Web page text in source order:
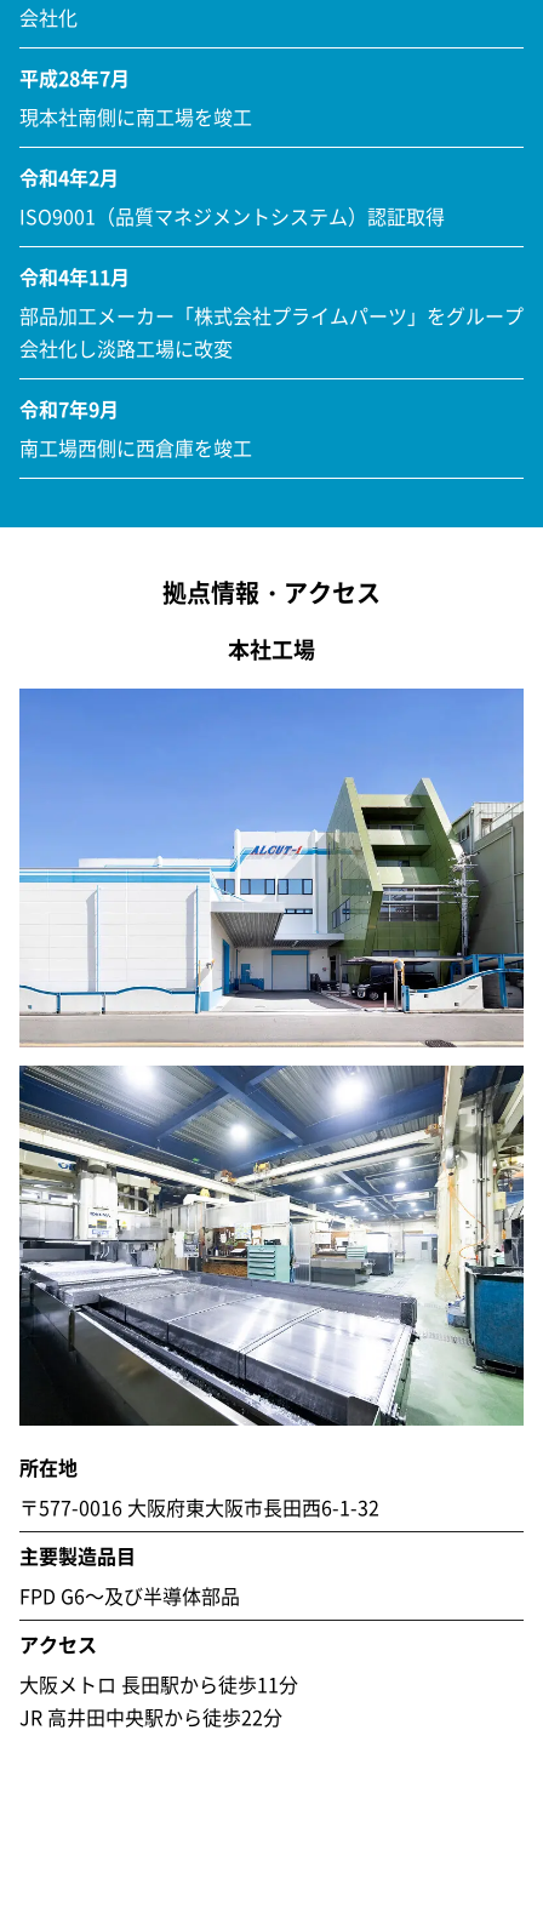
会社化
平成28年7月
現本社南側に南工場を竣工
令和4年2月
ISO9001（品質マネジメントシステム）認証取得
令和4年11月
部品加工メーカー「株式会社プライムパーツ」をグループ
会社化し淡路工場に改変
令和7年9月
南工場西側に西倉庫を竣工
拠点情報・アクセス
本社工場
所在地
〒577-0016 大阪府東大阪市長田西6-1-32
主要製造品目
FPD G6～及び半導体部品
アクセス
大阪メトロ 長田駅から徒歩11分
JR 高井田中央駅から徒歩22分